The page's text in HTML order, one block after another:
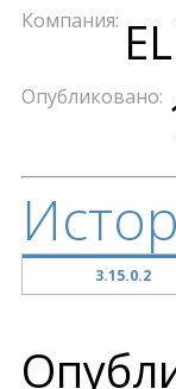
Компания
Опубликовано
3.15.0.2